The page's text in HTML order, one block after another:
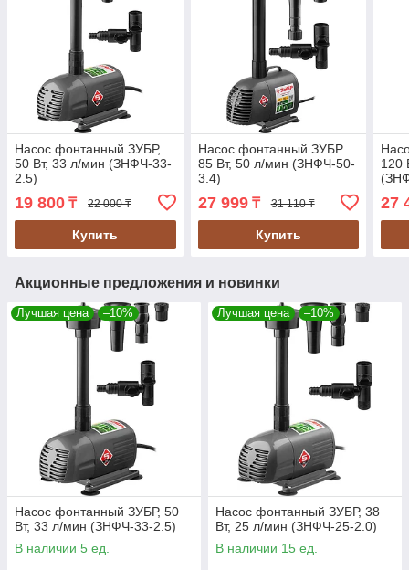
Насос фонтанный ЗУБР,
50 Вт, 33 л/мин (ЗНФЧ-33-
2.5)
19 800 ₸ 22 000 ₸
Купить
Насос фонтанный ЗУБР
85 Вт, 50 л/мин (ЗНФЧ-50-
3.4)
27 999₸ 31 110 ₸
Купить
120
27
Акционные предложения и новинки
Лучшая цена –10%
Насос фонтанный ЗУБР, 50
Вт, 33 л/мин (ЗНФЧ-33-2.5)
В наличии 5 ед.
Лучшая цена –10%
Насос фонтанный ЗУБР, 38
Вт, 25 л/мин (ЗНФЧ-25-2.0)
В наличии 15 ед.